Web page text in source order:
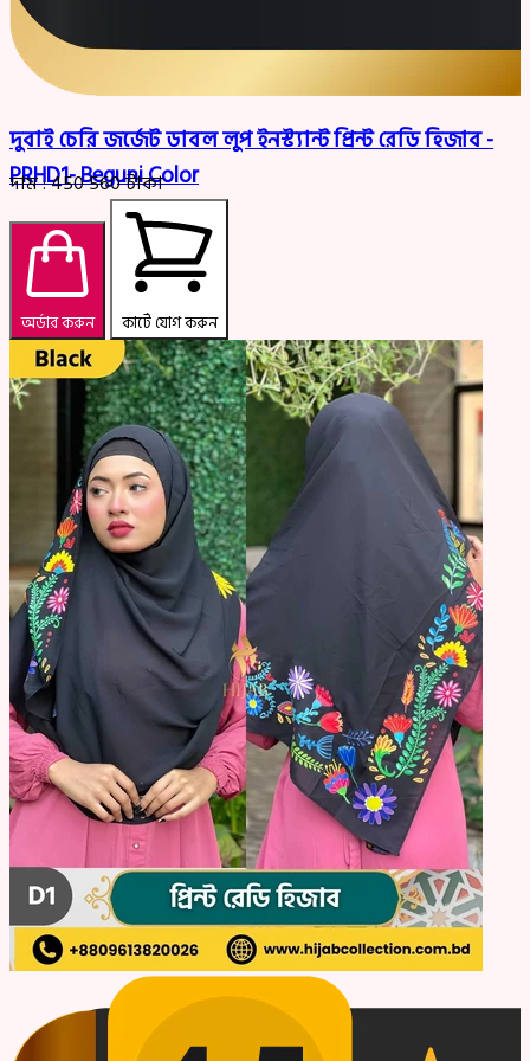
দুবাই চেরি জর্জেট ডাবল লুপ ইনস্ট্যান্ট প্রিন্ট রেডি হিজাব -
PRHD1- Beguni Color
দাম :450560টাকা
অর্ডার করুন কার্টে যোগ করুন